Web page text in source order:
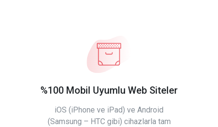
%100 Mobil Uyumlu Web Siteler
iOS (iPhone ve iPad) ve Android
(Samsung – HTC gibi) cihazlarla tam